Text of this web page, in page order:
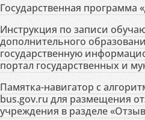
Государственная программа
Инструкция по записи
дополнительного
государственную
портал государственных и
Памятка-навигатор с
bus.gov.ru для размещения
учреждения в разделе